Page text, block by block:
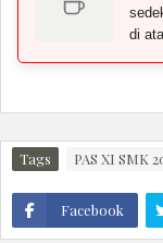
di
Tags PAS XI SMK
Facebook